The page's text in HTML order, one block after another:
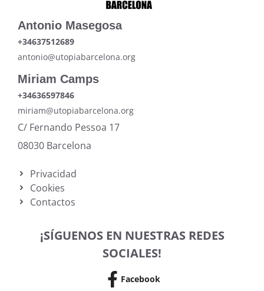
Antonio Masegosa
+34637512689
antonio@utopiabarcelona.org
Miriam Camps
+34636597846
miriam@utopiabarcelona.org
C/ Fernando Pessoa 17
08030 Barcelona
Privacidad
Cookies
Contactos
¡SÍGUENOS EN NUESTRAS REDES
SOCIALES!
Facebook